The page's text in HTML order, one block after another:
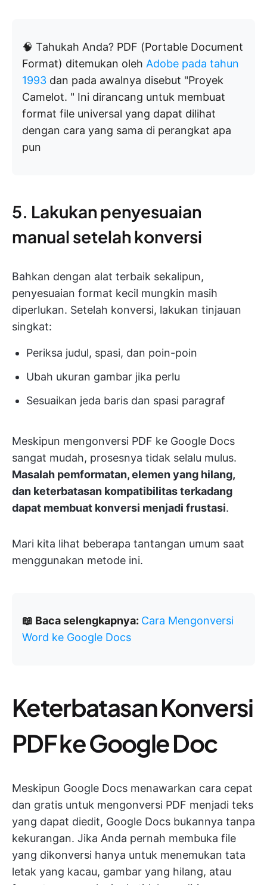
🧠 Tahukah Anda? PDF (Portable Document
Format) ditemukan oleh Adobe pada tahun
1993 dan pada awalnya disebut "Proyek
Camelot. " Ini dirancang untuk membuat
format file universal yang dapat dilihat
dengan cara yang sama di perangkat apa
pun
5. Lakukan penyesuaian
manual setelah konversi
Bahkan dengan alat terbaik sekalipun,
penyesuaian format kecil mungkin masih
diperlukan. Setelah konversi, lakukan tinjauan
singkat:
Periksa judul, spasi, dan poin-poin
Ubah ukuran gambar jika perlu
Sesuaikan jeda baris dan spasi paragraf
Meskipun mengonversi PDF ke Google Docs
sangat mudah, prosesnya tidak selalu mulus.
Masalah pemformatan, elemen yang hilang,
dan keterbatasan kompatibilitas terkadang
dapat membuat konversi menjadi frustasi.
Mari kita lihat beberapa tantangan umum saat
menggunakan metode ini.
📖 Baca selengkapnya: Cara Mengonversi
Word ke Google Docs
Keterbatasan Konversi
PDF ke Google Doc
Meskipun Google Docs menawarkan cara cepat
dan gratis untuk mengonversi PDF menjadi teks
yang dapat diedit, Google Docs bukannya tanpa
kekurangan. Jika Anda pernah membuka file
yang dikonversi hanya untuk menemukan tata
letak yang kacau, gambar yang hilang, atau